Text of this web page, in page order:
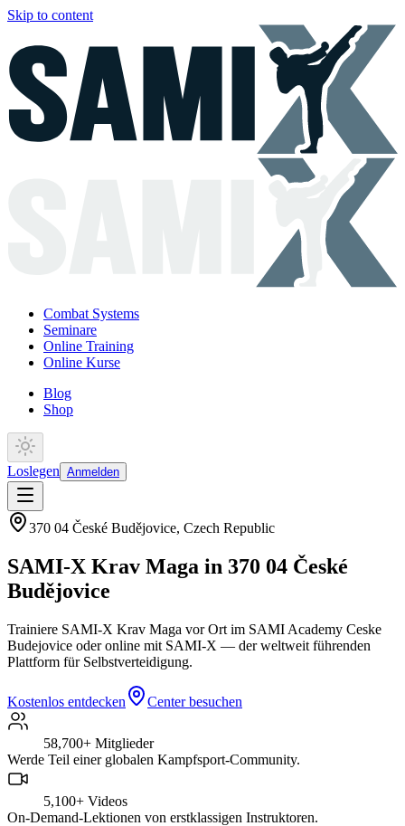
Skip to content
Combat Systems
Seminare
Online Training
Online Kurse
Blog
Shop
Loslegen Anmelden
370 04 České Budějovice, Czech Republic
SAMI-X Krav Maga in 370 04 České
Budějovice
Trainiere SAMI-X Krav Maga vor Ort im SAMI Academy Ceske
Budejovice oder online mit SAMI-X — der weltweit führenden
Plattform für Selbstverteidigung.
Kostenlos entdecken Center besuchen
58,700+ Mitglieder
Werde Teil einer globalen Kampfsport-Community.
5,100+ Videos
On-Demand-Lektionen von erstklassigen Instruktoren.